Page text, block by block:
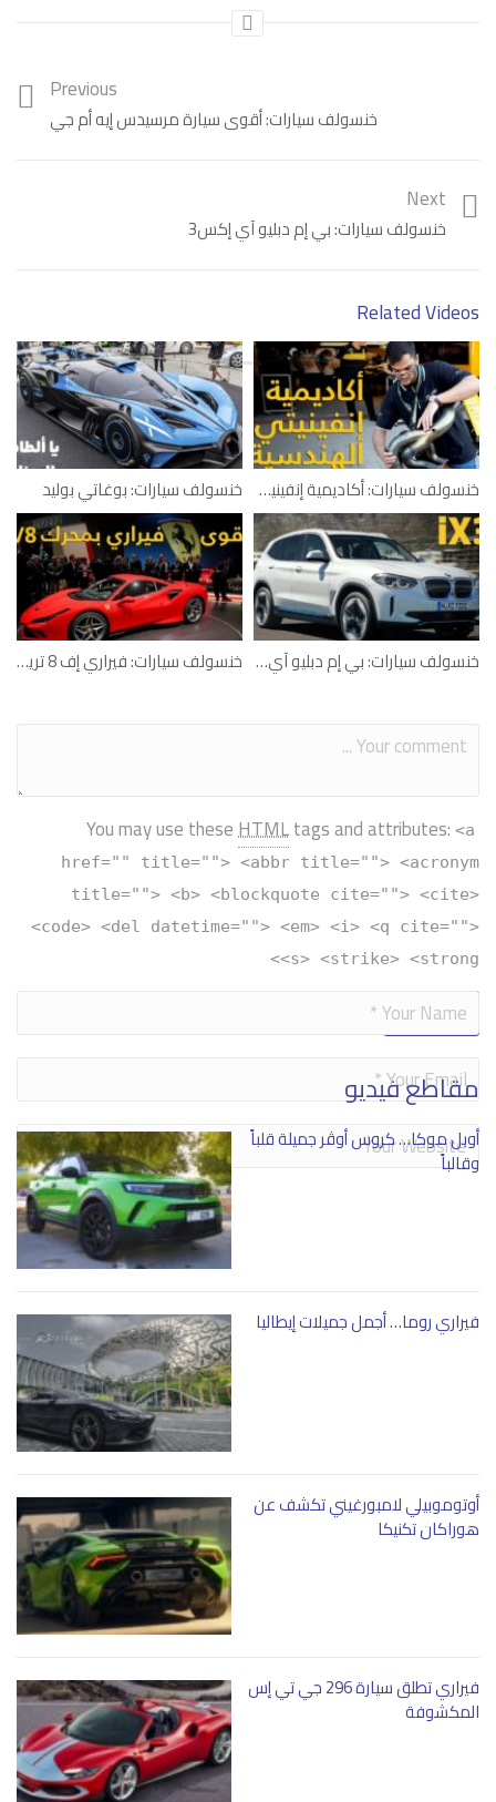
Previous
خنسولف سيارات: أقوى سيارة مرسيدس إيه أم جي
Next
خنسولف سيارات: بي إم دبليو آي إكس3
Related Videos
خنسولف سيارات: بوغاتي بوليد خنسولف سيارات: أكاديمية إنفينيتي الهندسية
خنسولف سيارات: فيراري إف 8 تريبوتو خنسولف سيارات: بي إم دبليو آي إكس3
You may use theseHTMLtags and attributes: <a
href="" title=""> <abbr title=""> <acronym
title=""> <b> <blockquote cite=""> <cite>
<code> <del datetime=""> <em> <i> <q cite="">
<s> <strike> <strong>
Alternative:
مقاطع فيديو
أوبل موكا… كروس أوڤر جميلة قلباً
وقالباً
فيراري روما… أجمل جميلات إيطاليا
أوتوموبيلي لامبورغيني تكشف عن
هوراكان تكنيكا
فيراري تطلق سيارة 296 جي تي إس
المكشوفة